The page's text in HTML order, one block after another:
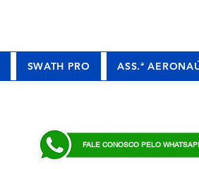
SWATH PRO ASS.ª
FALE CONOSCO PELO